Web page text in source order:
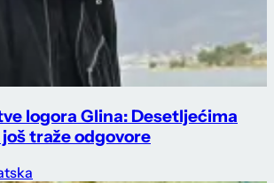
logora Glina: Desetljećima
traže odgovore